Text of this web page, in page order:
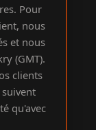
Pour
nous
et nous
(GMT).
clients
suivent
qu'avec